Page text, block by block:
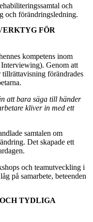
och
och förändringsledning.
FÖR
kompetens inom
Genom att
förändrades
att bara säga till händer
kliver in med ett
samtalen om
Det skapade ett
och teamutveckling i
på samarbete, beteenden
TYDLIGA